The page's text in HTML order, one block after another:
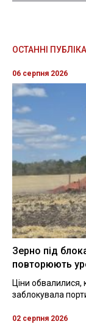
ОСТАННІ
06 серпня 2026
Зерно під
повторюють
Ціни обвалилися,
заблокувала
02 серпня 2026